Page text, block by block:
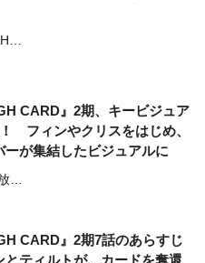
CARD』2期、キービジュア
フィンやクリスをはじめ、
ーが集結したビジュアルに
…
CARD』2期7話のあらすじ